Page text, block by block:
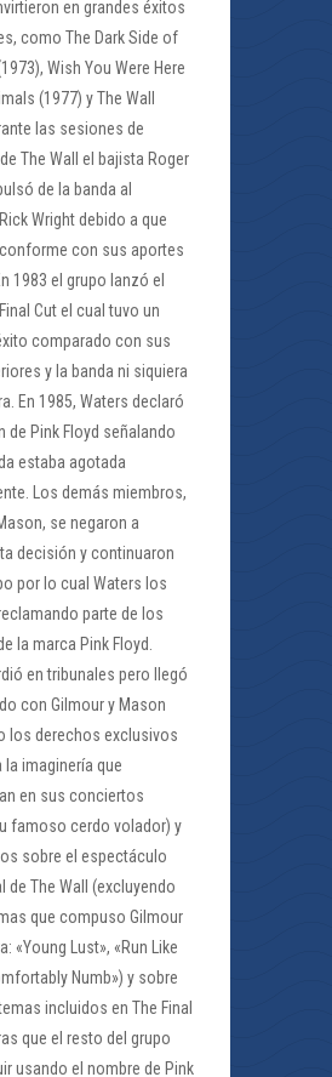
en grandes éxitos
como The Dark Side of
Wish You Were Here
(1977) y The Wall
las sesiones de
The Wall el bajista Roger
de la banda al
Wright debido a que
con sus aportes
1983 el grupo lanzó el
Cut el cual tuvo un
comparado con sus
y la banda ni siquiera
En 1985, Waters declaró
de Pink Floyd señalando
estaba agotada
Los demás miembros,
se negaron a
decisión y continuaron
por lo cual Waters los
parte de los
la marca Pink Floyd.
en tribunales pero llegó
con Gilmour y Mason
los derechos exclusivos
la imaginería que
en sus conciertos
famoso cerdo volador) y
sobre el espectáculo
de The Wall (excluyendo
que compuso Gilmour
«Young Lust», «Run Like
Numb») y sobre
incluidos en The Final
que el resto del grupo
usando el nombre de Pink